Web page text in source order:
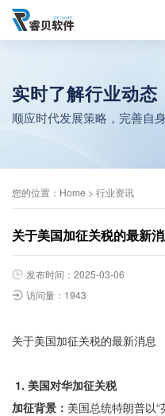
实时了解行业动态
顺应时代发展策略，完善自
您的位置： Home > 行业资讯
关于美国加征关税的最新
发布时间：2025-03-06
访问量：1943
关于美国加征关税的最新消息
1. 美国对华加征关税
加征背景： 美国总统特朗普以